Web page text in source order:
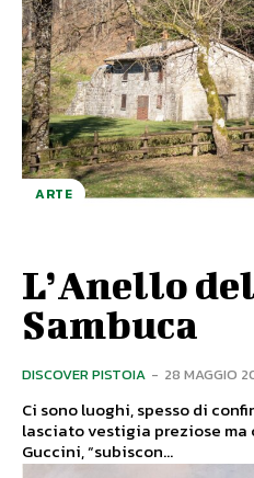
ARTE
L’Anello
Sambuca
DISCOVER PISTOIA - 28 MAGGIO
Ci sono luoghi, spesso di
lasciato vestigia preziose ma
Guccini, “subiscon...